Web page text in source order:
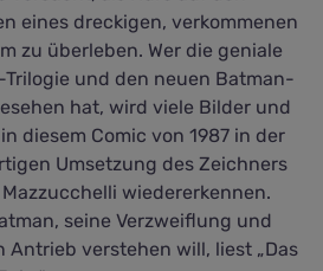
eines dreckigen, verkommenen
zu überleben. Wer die geniale
Trilogie und den neuen Batman-
hat, wird viele Bilder und
diesem Comic von 1987 in der
Umsetzung des Zeichners
wiedererkennen.
seine Verzweiflung und
Antrieb verstehen will, liest „Das